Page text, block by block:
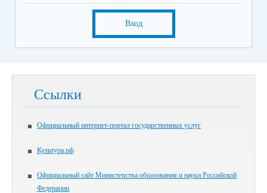
Вход
Ссылки
Официальный интернет-портал государственных услуг
Культура.рф
Официальный сайт Министерства образования и науки Российской
Федерации